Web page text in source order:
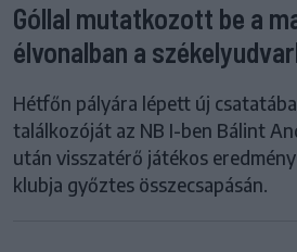
Góllal mutatkozott be a
élvonalban a
Hétfőn pályára lépett új
találkozóját az NB I-ben Bálint
után visszatérő játékos
klubja győztes összecsapásán.